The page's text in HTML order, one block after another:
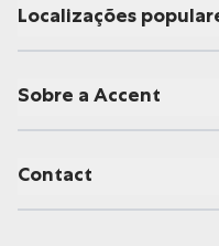
Localizações
Sobre a Accent
Contact